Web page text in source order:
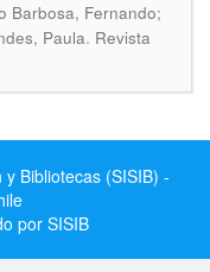
Barbosa, Fernando;
Paula. Revista
Bibliotecas (SISIB) -
por SISIB